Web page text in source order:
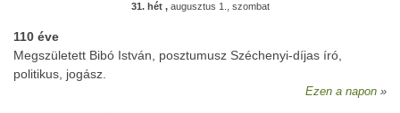
31. hét ,augusztus 1., szombat
110 éve
Megszületett Bibó István, posztumusz Széchenyi-díjas író,
politikus, jogász.
Ezen a napon